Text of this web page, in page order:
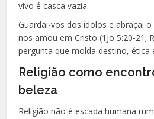
vivo é casca vazia.
Guardai-vos dos ídolos e abraçai
nos amou em Cristo (1Jo 5:20-21;
pergunta que molda destino, ética
Religião como
beleza
Religião não é escada humana